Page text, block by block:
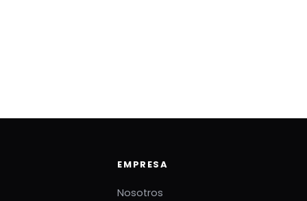
EMPRESA
Nosotros